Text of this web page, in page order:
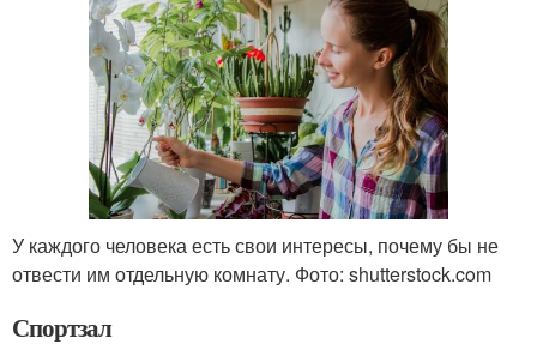
У каждого человека есть свои интересы, почему бы не
отвести им отдельную комнату. Фото: shutterstock.com
Спортзал